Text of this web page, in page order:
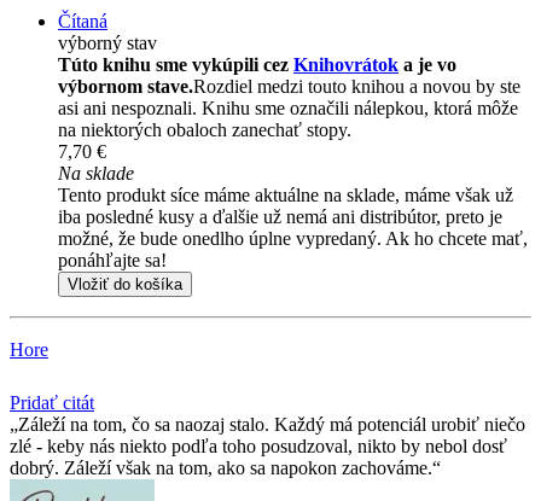
Čítaná
výborný stav
Túto knihu sme vykúpili cez Knihovrátok a je vo
výbornom stave.Rozdiel medzi touto knihou a novou by ste
asi ani nespoznali. Knihu sme označili nálepkou, ktorá môže
na niektorých obaloch zanechať stopy.
7,70 €
Na sklade
Tento produkt síce máme aktuálne na sklade, máme však už
iba posledné kusy a ďalšie už nemá ani distribútor, preto je
možné, že bude onedlho úplne vypredaný. Ak ho chcete mať,
ponáhľajte sa!
Vložiť do košíka
Hore
Pridať citát
Záleží na tom, čo sa naozaj stalo. Každý má potenciál urobiť niečo
zlé - keby nás niekto podľa toho posudzoval, nikto by nebol dosť
dobrý. Záleží však na tom, ako sa napokon zachováme.